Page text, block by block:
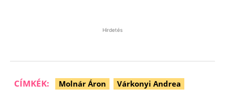
Hirdetés
CÍMKÉK: Molnár Áron Várkonyi Andrea